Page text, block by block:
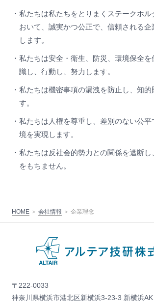
・私たちは私たちをとりまくステークホ
おいて、 誠実かつ公正で、信頼される企
します。
・私たちは安全・衛生、防災、環境保全
識し、行動し、努力します。
・私たちは機密事項の漏洩を防止し、知的
す。
・私たちは人権を尊重し、差別のない公
境を実現します。
・私たちは反社会的勢力との関係を遮断し
をもちません。
HOME 会社情報 企業理念
〒222-0033
神奈川県横浜市港北区新横浜3-23-3 新横浜